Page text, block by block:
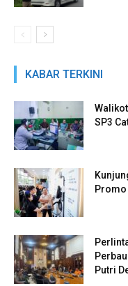
KABAR TERKINI
SP3
Promo
Putri